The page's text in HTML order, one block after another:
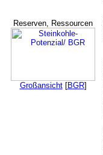
Reserven, Ressourcen
Großansicht[BGR]